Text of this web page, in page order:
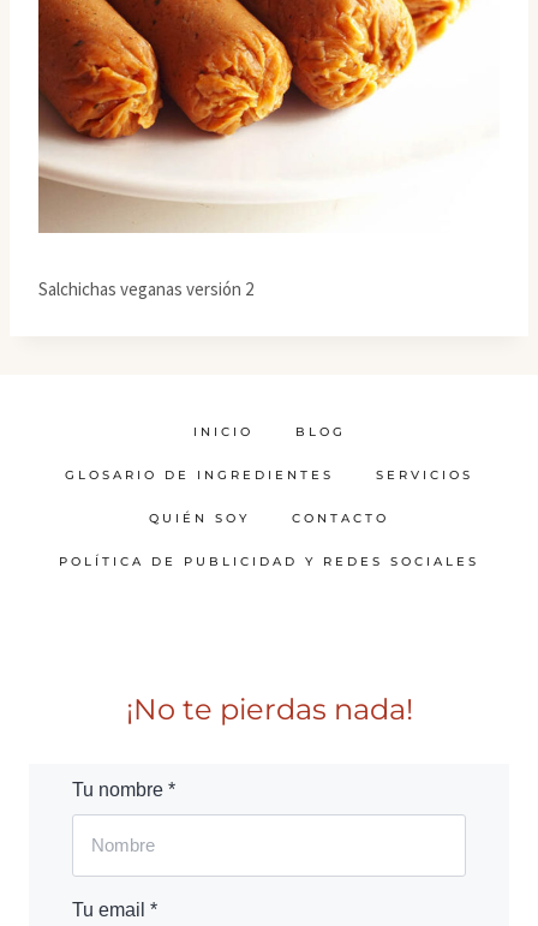
Salchichas veganas versión 2
INICIO BLOG
GLOSARIO DE INGREDIENTES SERVICIOS
QUIÉN SOY CONTACTO
POLÍTICA DE PUBLICIDAD Y REDES SOCIALES
¡No te pierdas nada!
Tu nombre *
Tu email *